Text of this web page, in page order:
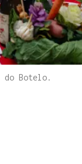
do Botelo.